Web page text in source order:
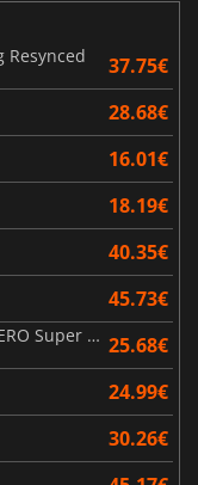
Resynced
37.75€
28.68€
16.01€
18.19€
40.35€
45.73€
DRAGON BALL Sparking! ZERO Super Limit Breaking NEO 25.68€
24.99€
30.26€